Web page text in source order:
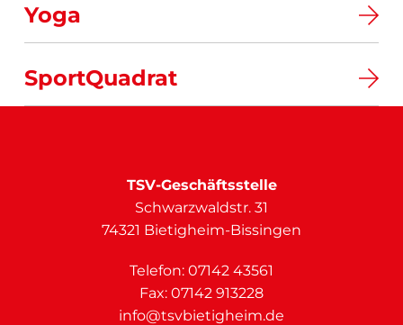
Yoga
SportQuadrat
TSV-Geschäftsstelle
Schwarzwaldstr. 31
74321 Bietigheim-Bissingen
Telefon: 07142 43561
Fax: 07142 913228
info@tsvbietigheim.de